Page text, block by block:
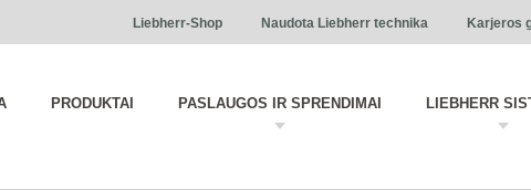
Liebherr-Shop Naudota Liebherr technika Karjeros
PRODUKTAI PASLAUGOS IR SPRENDIMAI LIEBHERR